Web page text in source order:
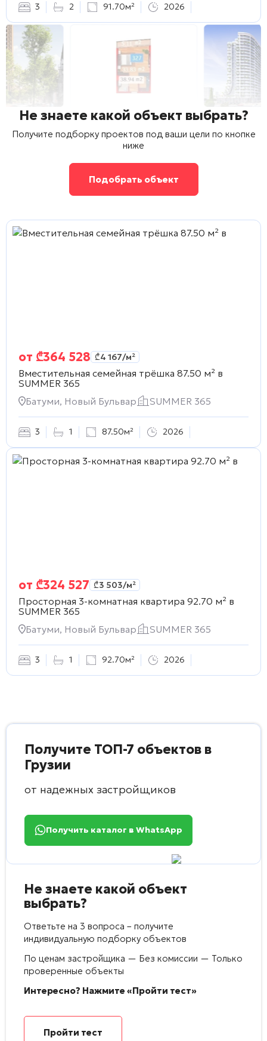
3 2 91.70м² 2026
Не знаете какой объект выбрать?
Получите подборку проектов под ваши цели по кнопке
ниже
Подобрать объект
от ₾364 528 ₾4 167/м²
Вместительная семейная трёшка 87.50 м² в
SUMMER 365
Батуми, Новый Бульвар
SUMMER 365
3 1 87.50м² 2026
от ₾324 527 ₾3 503/м²
Просторная 3-комнатная квартира 92.70 м² в
SUMMER 365
Батуми, Новый Бульвар
SUMMER 365
3 1 92.70м² 2026
Получите ТОП-7 объектов в
Грузии
от надежных застройщиков
Получить каталог в WhatsApp
Не знаете какой объект
выбрать?
Ответьте на 3 вопроса – получите
индивидуальную подборку объектов
По ценам застройщика — Без комиссии — Только
проверенные объекты
Интересно? Нажмите «Пройти тест»
Пройти тест